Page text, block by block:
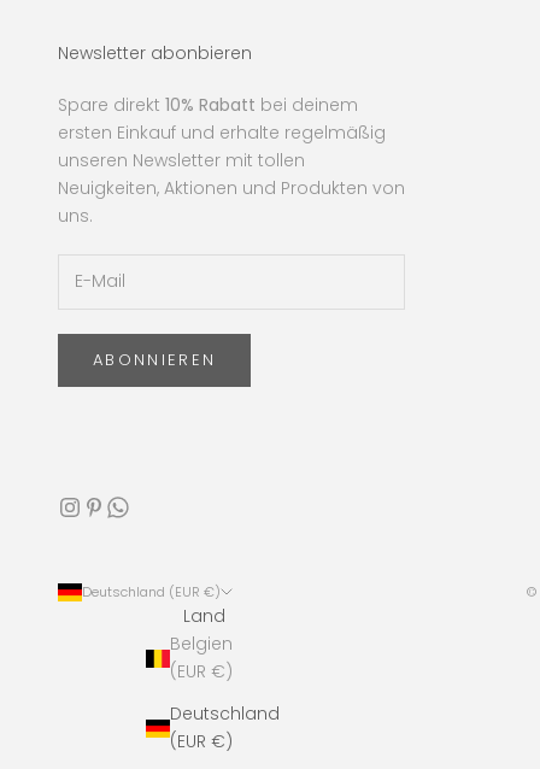
Newsletter abonbieren
Spare direkt 10% Rabatt bei deinem
ersten Einkauf und erhalte regelmäßig
unseren Newsletter mit tollen
Neuigkeiten, Aktionen und Produkten von
uns.
ABONNIEREN
Deutschland (EUR €)
Land
Belgien
(EUR €)
Deutschland
(EUR €)
©